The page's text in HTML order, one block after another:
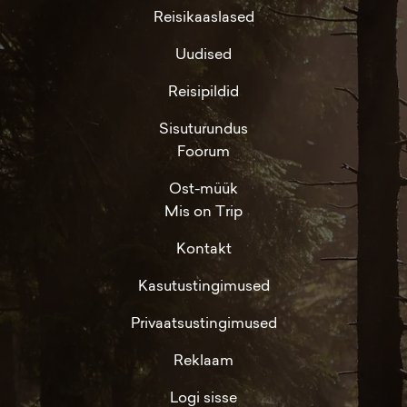
Reisikaaslased
Uudised
Reisipildid
Sisuturundus
Foorum
Ost-müük
Mis on Trip
Kontakt
Kasutustingimused
Privaatsustingimused
Reklaam
Logi sisse